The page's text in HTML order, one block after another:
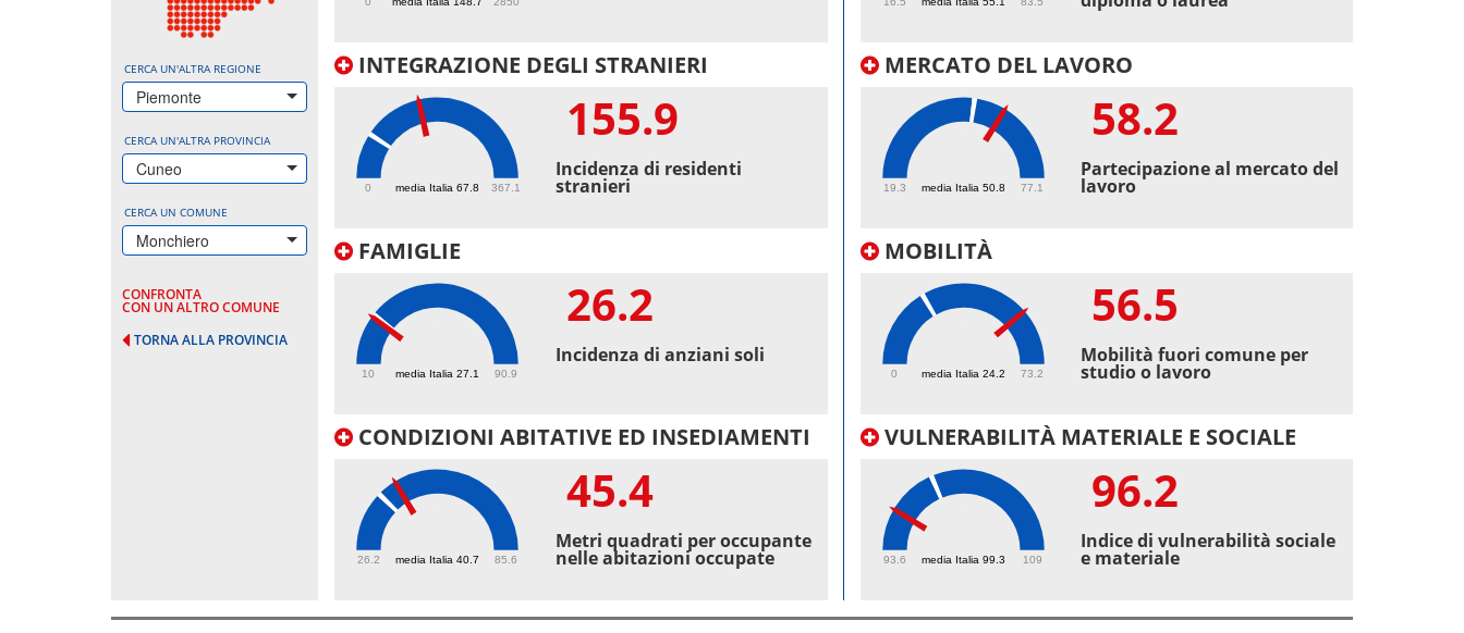
CERCA UN'ALTRA REGIONE
Piemonte
CERCA UN'ALTRA PROVINCIA
Cuneo
CERCA UN COMUNE
Monchiero
CONFRONTA
CON UN ALTRO COMUNE
TORNA ALLA PROVINCIA
INTEGRAZIONE DEGLI STRANIERI
media Italia 67.8
0 367.1
155.9
Incidenza di residenti
stranieri
FAMIGLIE
media Italia 27.1
10 90.9
26.2
Incidenza di anziani soli
CONDIZIONI ABITATIVE ED INSEDIAMENTI
media Italia 40.7
26.2 85.6
45.4
Metri quadrati per occupante
nelle abitazioni occupate
MERCATO DEL LAVORO
media Italia 50.8
19.3 77.1
58.2
Partecipazione al mercato del
lavoro
MOBILITÀ
media Italia 24.2
0 73.2
56.5
Mobilità fuori comune per
studio o lavoro
VULNERABILITÀ MATERIALE E SOCIALE
media Italia 99.3
93.6 109
96.2
Indice di vulnerabilità sociale
e materiale